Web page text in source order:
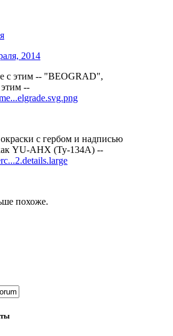
2014
с этим -- "BEOGRAD",
этим --
с гербом и надписью
YU-AHX (Ту-134А) --
похоже.